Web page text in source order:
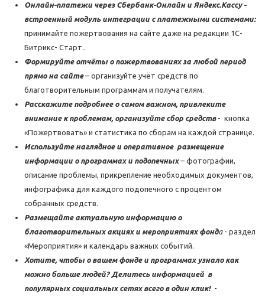
Онлайн-платежи через Сбербанк-Онлайн и Яндекс.Кассу -
встроенный модуль интеграции с платежными системами:
принимайте пожертвования на сайте даже на редакции 1С-
Битрикс- Старт..
Формируйте отчёты о пожертвованиях за любой период
прямо на сайте– организуйте учёт средств по
благотворительным программам и получателям.
Расскажите подробнее о самом важном, привлеките
внимание к проблемам, организуйте сбор средств- кнопка
«Пожертвовать» и статистика по сборам на каждой странице.
Используйте наглядное и оперативное размещение
информации о программах и подопечных – фотографии,
описание проблемы, прикрепление необходимых документов,
инфографика для каждого подопечного с процентом
собранных средств.
Размещайте актуальную информацию о
благотворительных акциях и мероприятиях фонда- раздел
«Мероприятия» и календарь важных событий.
Хотите, чтобы о вашем фонде и программах узнало как
можно больше людей? Делитесь информацией в
популярных социальных сетях всего в один клик!-